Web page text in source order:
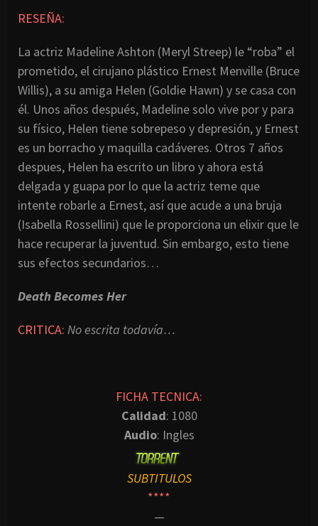
RESEÑA:
La actriz Madeline Ashton (Meryl Streep) le “roba” el
prometido, el cirujano plástico Ernest Menville (Bruce
Willis), a su amiga Helen (Goldie Hawn) y se casa con
él. Unos años después, Madeline solo vive por y para
su físico, Helen tiene sobrepeso y depresión, y Ernest
es un borracho y maquilla cadáveres. Otros 7 años
despues, Helen ha escrito un libro y ahora está
delgada y guapa por lo que la actriz teme que
intente robarle a Ernest, así que acude a una bruja
(Isabella Rossellini) que le proporciona un elixir que le
hace recuperar la juventud. Sin embargo, esto tiene
sus efectos secundarios…
Death Becomes Her
CRITICA: No escrita todavía…
FICHA TECNICA:
Calidad: 1080
Audio: Ingles
SUBTITULOS
****
—